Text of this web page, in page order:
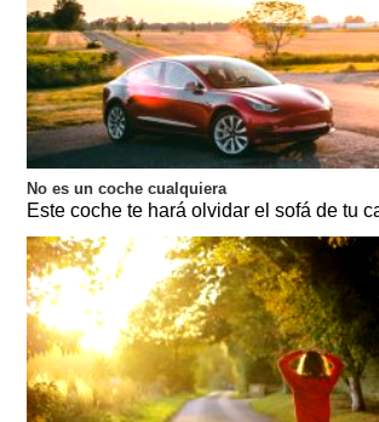
No es un coche cualquiera
Este coche te hará olvidar el sofá de tu